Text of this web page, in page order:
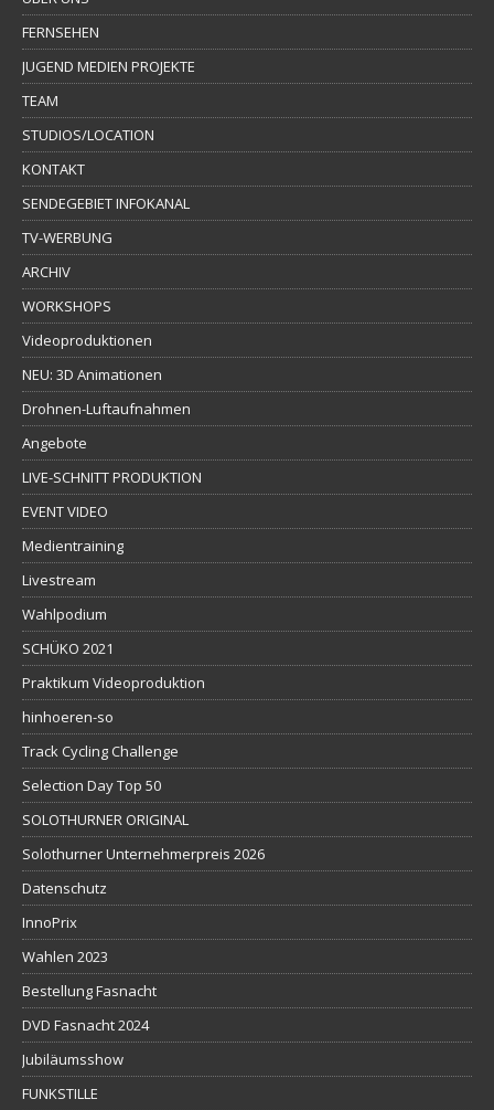
FERNSEHEN
JUGEND MEDIEN PROJEKTE
TEAM
STUDIOS/LOCATION
KONTAKT
SENDEGEBIET INFOKANAL
TV-WERBUNG
ARCHIV
WORKSHOPS
Videoproduktionen
NEU: 3D Animationen
Drohnen-Luftaufnahmen
Angebote
LIVE-SCHNITT PRODUKTION
EVENT VIDEO
Medientraining
Livestream
Wahlpodium
SCHÜKO 2021
Praktikum Videoproduktion
hinhoeren-so
Track Cycling Challenge
Selection Day Top 50
SOLOTHURNER ORIGINAL
Solothurner Unternehmerpreis 2026
Datenschutz
InnoPrix
Wahlen 2023
Bestellung Fasnacht
DVD Fasnacht 2024
Jubiläumsshow
FUNKSTILLE